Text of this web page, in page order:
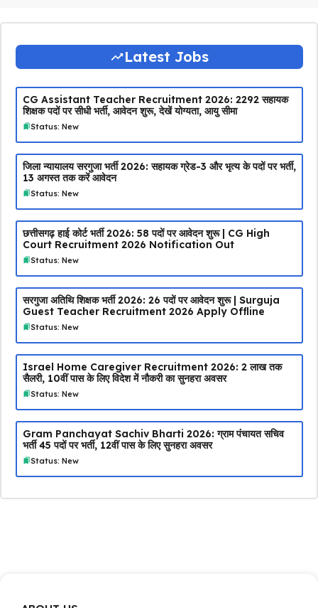
Latest Jobs
CG Assistant Teacher Recruitment 2026: 2292 सहायक
शिक्षक पदों पर सीधी भर्ती, आवेदन शुरू, देखें योग्यता, आयु सीमा
Status: New
जिला न्यायालय सरगुजा भर्ती 2026: सहायक ग्रेड-3 और भृत्य के पदों पर भर्ती,
13 अगस्त तक करें आवेदन
Status: New
छत्तीसगढ़ हाई कोर्ट भर्ती 2026: 58 पदों पर आवेदन शुरू | CG High
Court Recruitment 2026 Notification Out
Status: New
सरगुजा अतिथि शिक्षक भर्ती 2026: 26 पदों पर आवेदन शुरू | Surguja
Guest Teacher Recruitment 2026 Apply Offline
Status: New
Israel Home Caregiver Recruitment 2026: ₹2 लाख तक
सैलरी, 10वीं पास के लिए विदेश में नौकरी का सुनहरा अवसर
Status: New
Gram Panchayat Sachiv Bharti 2026: ग्राम पंचायत सचिव
भर्ती 45 पदों पर भर्ती, 12वीं पास के लिए सुनहरा अवसर
Status: New